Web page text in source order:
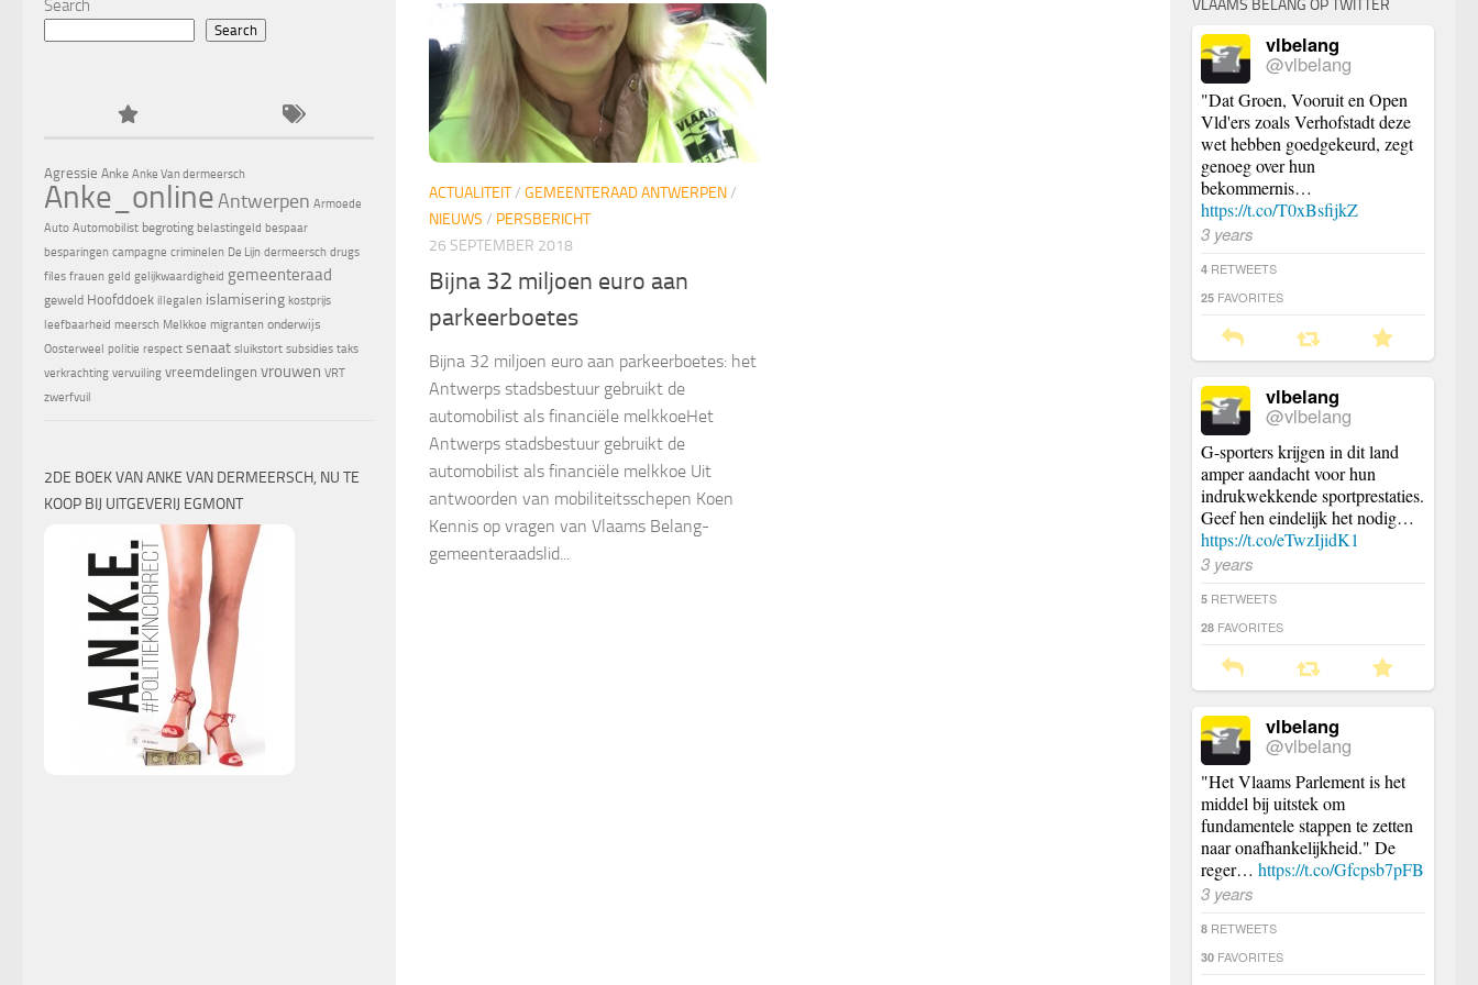
ACTUALITEIT/ GEMEENTERAAD ANTWERPEN/
NIEUWS / PERSBERICHT
26 SEPTEMBER 2018
Bijna 32 miljoen euro aan
parkeerboetes
Bijna 32 miljoen euro aan parkeerboetes: het
Antwerps stadsbestuur gebruikt de
automobilist als financiële melkkoeHet
Antwerps stadsbestuur gebruikt de
automobilist als financiële melkkoe Uit
antwoorden van mobiliteitsschepen Koen
Kennis op vragen van Vlaams Belang-
gemeenteraadslid...
Search
Search
Agressie Anke Anke Van dermeersch
Anke_onlineAntwerpen Armoede
Auto Automobilist begroting belastingeld bespaar
besparingen campagne criminelen De Lijn dermeersch drugs
files frauen geld gelijkwaardigheid gemeenteraad
geweld Hoofddoek illegalen islamisering kostprijs
leefbaarheid meersch Melkkoe migranten onderwijs
Oosterweel politie respect senaat sluikstort subsidies taks
verkrachting vervuiling vreemdelingen vrouwen VRT
zwerfvuil
2DE BOEK VAN ANKE VAN DERMEERSCH, NU TE
KOOP BIJ UITGEVERIJ EGMONT
VLAAMS BELANG OP TWITTER
vlbelang
@vlbelang
"Dat Groen, Vooruit en Open
Vld'ers zoals Verhofstadt deze
wet hebben goedgekeurd, zegt
genoeg over hun
bekommernis…
https://t.co/T0xBsfijkZ
3 years
4 RETWEETS
25 FAVORITES
vlbelang
@vlbelang
G-sporters krijgen in dit land
amper aandacht voor hun
indrukwekkende sportprestaties.
Geef hen eindelijk het nodig…
https://t.co/eTwzIjidK1
3 years
5 RETWEETS
28 FAVORITES
vlbelang
@vlbelang
"Het Vlaams Parlement is het
middel bij uitstek om
fundamentele stappen te zetten
naar onafhankelijkheid." De
reger… https://t.co/Gfcpsb7pFB
3 years
8 RETWEETS
30 FAVORITES